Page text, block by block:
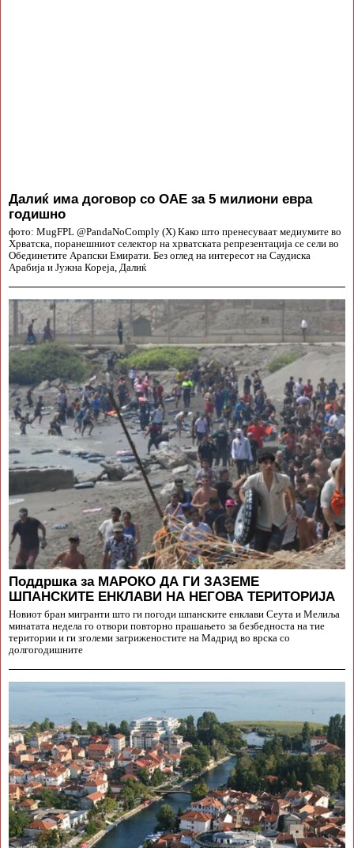
Далиќ има договор со ОАЕ за 5 милиони евра
годишно
фото: MugFPL @PandaNoComply (X) Како што пренесуваат медиумите во
Хрватска, поранешниот селектор на хрватската репрезентација се сели во
Обединетите Арапски Емирати. Без оглед на интересот на Саудиска
Арабија и Јужна Кореја, Далиќ
Поддршка за МАРОКО ДА ГИ ЗАЗЕМЕ
ШПАНСКИТЕ ЕНКЛАВИ НА НЕГОВА ТЕРИТОРИЈА
Новиот бран мигранти што ги погоди шпанските енклави Сеута и Мелиља
минатата недела го отвори повторно прашањето за безбедноста на тие
територии и ги зголеми загриженостите на Мадрид во врска со
долгогодишните